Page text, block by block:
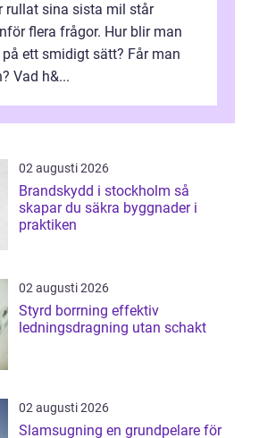
rullat sina sista mil står
flera frågor. Hur blir man
ett smidigt sätt? Får man
Vad h&...
02 augusti 2026
Brandskydd i stockholm så
skapar du säkra byggnader i
praktiken
02 augusti 2026
Styrd borrning effektiv
ledningsdragning utan schakt
02 augusti 2026
Slamsugning en grundpelare för